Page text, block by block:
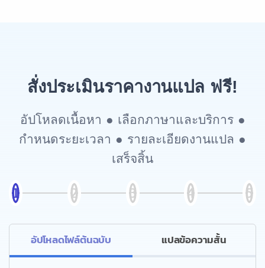
สั่งประเมินราคางานแปล ฟรี!
อัปโหลดเนื้อหา ● เลือกภาษาและบริการ ●
กำหนดระยะเวลา ● รายละเอียดงานแปล ●
เสร็จสิ้น
อัปโหลดไฟล์ต้นฉบับ แปลข้อความสั้น